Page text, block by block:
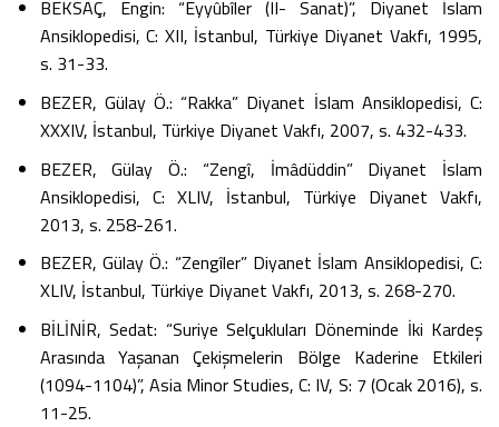
BEKSAÇ, Engin: “Eyyûbîler (II- Sanat)”, Diyanet İslam
Ansiklopedisi, C: XII, İstanbul, Türkiye Diyanet Vakfı, 1995,
s. 31-33.
BEZER, Gülay Ö.: “Rakka” Diyanet İslam Ansiklopedisi, C:
XXXIV, İstanbul, Türkiye Diyanet Vakfı, 2007, s. 432-433.
BEZER, Gülay Ö.: “Zengî, İmâdüddin” Diyanet İslam
Ansiklopedisi, C: XLIV, İstanbul, Türkiye Diyanet Vakfı,
2013, s. 258-261.
BEZER, Gülay Ö.: “Zengîler” Diyanet İslam Ansiklopedisi, C:
XLIV, İstanbul, Türkiye Diyanet Vakfı, 2013, s. 268-270.
BİLİNİR, Sedat: “Suriye Selçukluları Döneminde İki Kardeş
Arasında Yaşanan Çekişmelerin Bölge Kaderine Etkileri
(1094-1104)”, Asia Minor Studies, C: IV, S: 7 (Ocak 2016), s.
11-25.